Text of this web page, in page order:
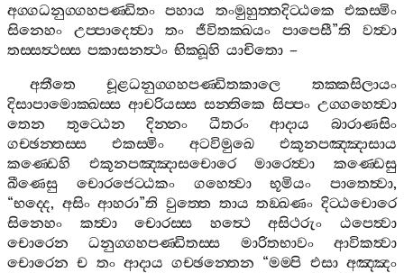
අග‍්ගධනුග‍්ගහපණ‍්ඩිතං පහාය තංමුහුත‍්තදිට‍්ඨකෙ
එකස‍්මිං
සිනෙහං
උප‍්පාදෙත්‍වා තං ජීවිතක‍්ඛයං පාපෙසී”ති
වත්‍වා
තස‍්සත්‍ථස‍්ස පකාසනත්‍ථං භික‍්ඛූහි යාචිතො –
අතීතෙ
චූළධනුග‍්ගහපණ‍්ඩිතකාලෙ
තක‍්කසිලායං
දිසාපාමොක‍්ඛස‍්ස ආචරියස‍්ස සන‍්තිකෙ සිප‍්පං උග‍්ගහෙත්‍වා
තෙන
තුට‍්ඨෙන දින‍්නං ධීතරං ආදාය
බාරාණසිං
ගච‍්ඡන‍්තස‍්ස
එකස‍්මිං අටවිමුඛෙ
එකූනපඤ‍්ඤාසාය
කණ‍්ඩෙහි
එකූනපඤ‍්ඤාසචොරෙ මාරෙත්‍වා
කණ‍්ඩෙසු
ඛීණෙසු
චොරජෙට‍්ඨකං ගහෙත්‍වා භූමියං පාතෙත්‍වා,
“භද‍්දෙ, අසිං ආහරා”ති වුත‍්තෙ තාය තඞ‍්ඛණං දිට‍්ඨචොරෙ
සිනෙහං
කත්‍වා චොරස‍්ස හත්‍ථෙ අසිථරුං
ඨපෙත්‍වා
චොරෙන
ධනුග‍්ගහපණ‍්ඩිතස‍්ස මාරිතභාවං
ආවිකත්‍වා
චොරෙන ච තං ආදාය ගච‍්ඡන‍්තෙන “මම‍්පි එසා අඤ‍්ඤං